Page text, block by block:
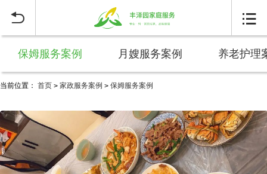
 
保姆服务案例 月嫂服务案例 养老护理
当前位置： 首页 > 家政服务案例 > 保姆服务案例